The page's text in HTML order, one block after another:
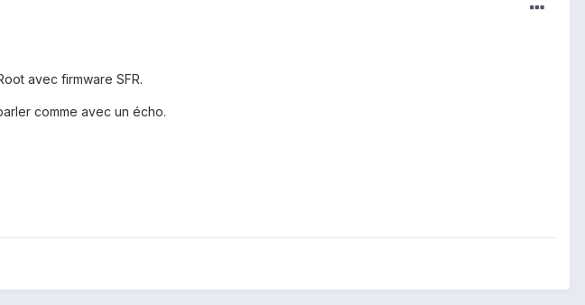
avec firmware SFR.
comme avec un écho.